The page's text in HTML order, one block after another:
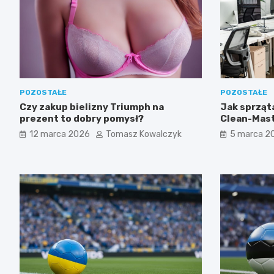
POZOSTAŁE
Czy zakup bielizny Triumph na
prezent to dobry pomysł?
12 marca 2026 Tomasz Kowalczyk
POZOSTAŁE
Jak
Clean-
firmy w
5 marca